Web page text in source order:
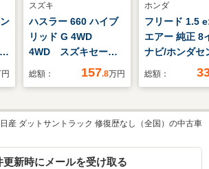
スズキ
ハスラー 660 ハイブ
リッド G 4WD
4WD スズキセーフ
ティサポート デュア
センサー ヒルディセ
ントコントロール シ
レイヤー 純正スチー
総額： 157.8万円
ホンダ
フリード 1.5
エアー 純正 8
ナビ/ホンダセ
グ/両側電動ス
使用車/ヘッド
LED/USBジャ
総額：
産 ダットサントラック 修復歴なし（全国）の中古車
更新時にメールを受け取る